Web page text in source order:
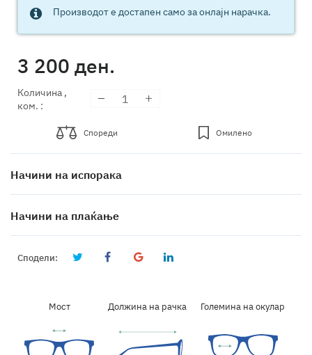
Производот е достапен само за онлајн нарачка.
3 200 ден.
Количина ,
ком. :
Спореди Омилено
Начини на испорака
Начини на плаќање
Сподели:
Мост Должина на рачка Големина на окулар